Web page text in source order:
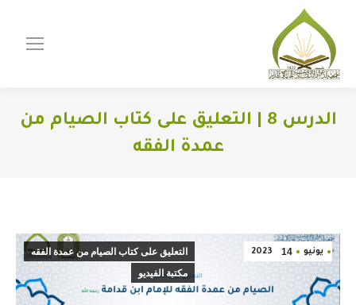
الدرس 8 | التعليق على كتاب الصيام من
عمدة الفقه
يونيو 14
2023
التعليق على كتاب الصيام من عمدة الفقه
مكتبة الفيديو